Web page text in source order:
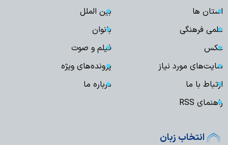
استان ها
بین الملل
علمی فرهنگی
بانوان
عکس
فیلم و صوت
سایت‌های مورد نیاز
پرونده‌های ویژه
ارتباط با ما
درباره ما
راهنمای RSS
انتخاب زبان